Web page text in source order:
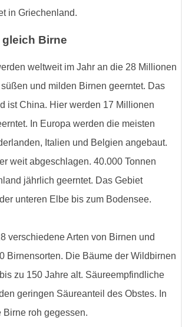
in Griechenland.
Birne
weltweit im Jahr an die 28 Millionen
und milden Birnen geerntet. Das
ist China. Hier werden 17 Millionen
In Europa werden die meisten
Italien und Belgien angebaut.
weit abgeschlagen. 40.000 Tonnen
jährlich geerntet. Das Gebiet
unteren Elbe bis zum Bodensee.
verschiedene Arten von Birnen und
Birnensorten. Die Bäume der Wildbirnen
zu 150 Jahre alt. Säureempfindliche
geringen Säureanteil des Obstes. In
roh gegessen.